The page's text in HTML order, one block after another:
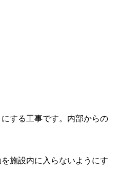
する工事です。内部からの
施設内に入らないようにす